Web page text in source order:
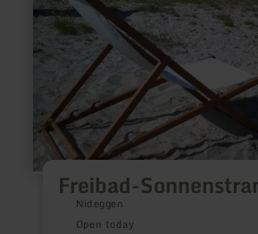
Freibad-
Nideggen
Open today